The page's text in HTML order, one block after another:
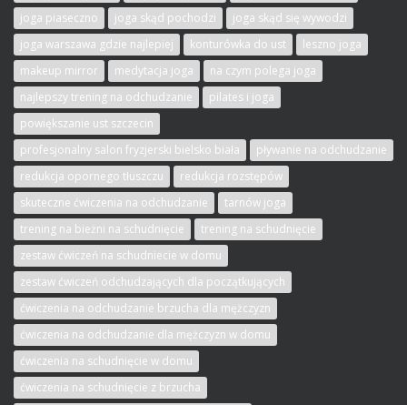
joga piaseczno
joga skąd pochodzi
joga skąd się wywodzi
joga warszawa gdzie najlepiej
konturówka do ust
leszno joga
makeup mirror
medytacja joga
na czym polega joga
najlepszy trening na odchudzanie
pilates i joga
powiększanie ust szczecin
profesjonalny salon fryzjerski bielsko biała
pływanie na odchudzanie
redukcja opornego tłuszczu
redukcja rozstępów
skuteczne ćwiczenia na odchudzanie
tarnów joga
trening na bieżni na schudnięcie
trening na schudnięcie
zestaw ćwiczeń na schudniecie w domu
zestaw ćwiczeń odchudzających dla początkujących
ćwiczenia na odchudzanie brzucha dla mężczyzn
ćwiczenia na odchudzanie dla mężczyzn w domu
ćwiczenia na schudnięcie w domu
ćwiczenia na schudnięcie z brzucha